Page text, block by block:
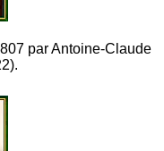
par Antoine-Claude